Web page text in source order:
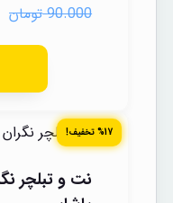
90.000 تومان
%17 تخفیف!
نت و تبلچر